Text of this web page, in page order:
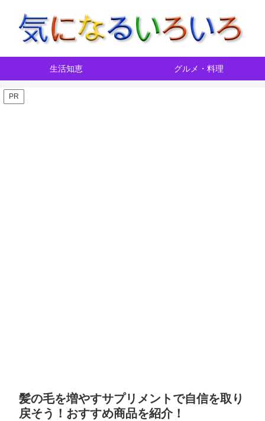
生活知恵 グルメ・料理
PR
髪の毛を増やすサプリメントで自信を取り
戻そう！おすすめ商品を紹介！